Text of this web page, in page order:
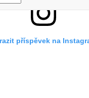
příspěvek na